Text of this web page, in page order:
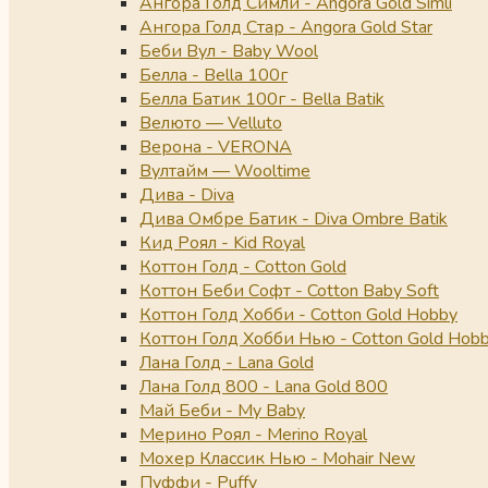
Ангора Голд Стар - Angora Gold Star
Беби Вул - Baby Wool
Белла - Bella 100г
Белла Батик 100г - Bella Batik
Велюто — Velluto
Верона - VERONA
Вултайм — Wooltime
Дива - Diva
Дива Омбре Батик - Diva Ombre Batik
Кид Роял - Kid Royal
Коттон Голд - Cotton Gold
Коттон Беби Софт - Cotton Baby Soft
Коттон Голд Хобби - Cotton Gold Hobby
Коттон Голд Хобби Нью - Cotton Gold
Лана Голд - Lana Gold
Лана Голд 800 - Lana Gold 800
Май Беби - My Baby
Мерино Роял - Merino Royal
Мохер Классик Нью - Mohair New
Пуффи - Puffy